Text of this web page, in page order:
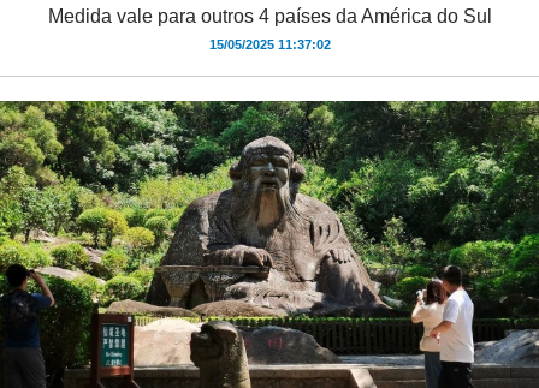
Medida vale para outros 4 países da América do Sul
15/05/2025 11:37:02